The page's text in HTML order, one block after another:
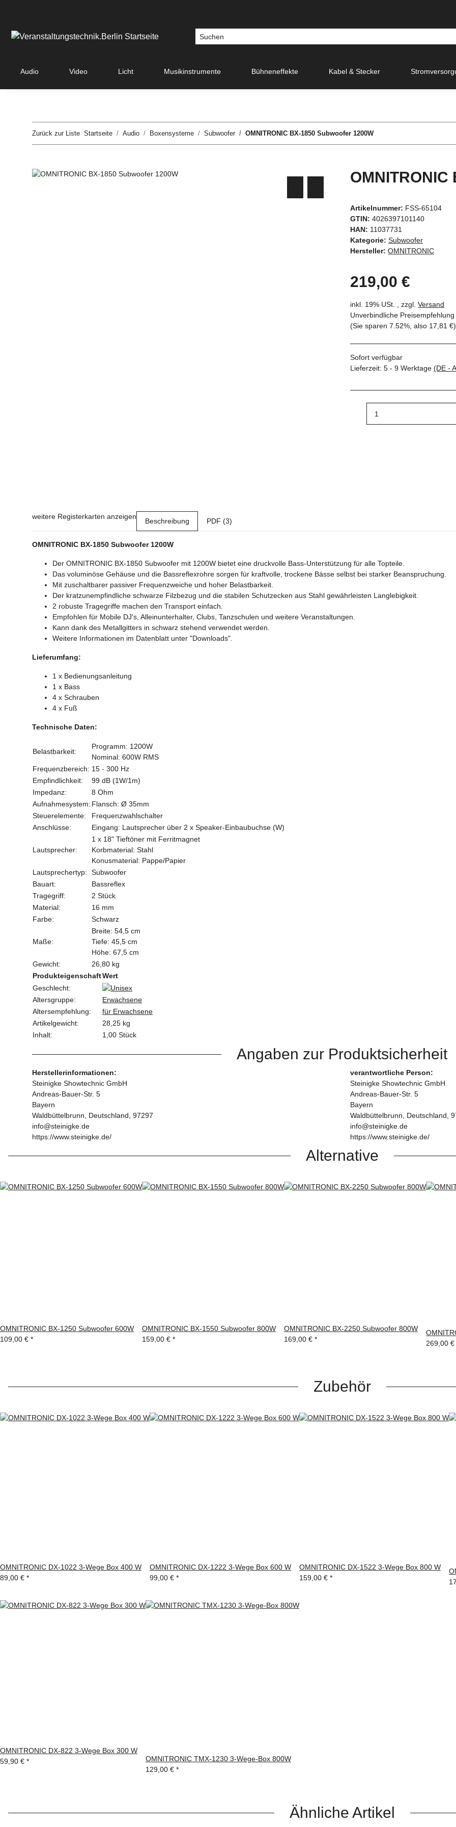
Audio Video Licht Musikinstrumente Bühneneffekte Kabel & Stecker
Zurück zur Liste Startseite Audio Boxensysteme Subwoofer OMNITRONIC BX-1850 Subwoofer 1200W
Artikelnummer: FSS-65104
GTIN: 4026397101140
HAN: 11037731
Kategorie: Subwoofer
Hersteller: OMNITRONIC
219,00 €
inkl. 19% USt. , zzgl. Versand
Unverbindliche
(Sie sparen 7.52%, also 17,81 €)
Sofort verfügbar
Lieferzeit: 5 - 9 Werktage (DE -
weitere Registerkarten anzeigen
Beschreibung PDF (3)
OMNITRONIC BX-1850 Subwoofer 1200W
Der OMNITRONIC BX-1850 Subwoofer mit 1200W bietet eine druckvolle Bass-Unterstützung für alle Topteile.
Das voluminöse Gehäuse und die Bassreflexrohre sorgen für kraftvolle, trockene Bässe selbst bei starker Beanspruchung.
Mit zuschaltbarer passiver Frequenzweiche und hoher Belastbarkeit.
Der kratzunempfindliche schwarze Filzbezug und die stabilen Schutzecken aus Stahl gewährleisten Langlebigkeit.
2 robuste Tragegriffe machen den Transport einfach.
Empfohlen für Mobile DJ's, Alleinunterhalter, Clubs, Tanzschulen und weitere Veranstaltungen.
Kann dank des Metallgitters in schwarz stehend verwendet werden.
Weitere Informationen im Datenblatt unter "Downloads".
Lieferumfang:
1 x Bedienungsanleitung
1 x Bass
4 x Schrauben
4 x Fuß
Technische Daten:
Belastbarkeit:
Programm: 1200W
Nominal: 600W RMS
Frequenzbereich: 15 - 300 Hz
Empfindlichkeit:
99 dB (1W/1m)
Impedanz:
8 Ohm
Aufnahmesystem: Flansch: Ø 35mm
Steuerelemente:
Frequenzwahlschalter
Anschlüsse:
Eingang: Lautsprecher über 2 x Speaker-Einbaubuchse (W)
Lautsprecher:
1 x 18" Tieftöner mit Ferritmagnet
Korbmaterial: Stahl
Konusmaterial: Pappe/Papier
Lautsprechertyp:
Subwoofer
Bauart:
Bassreflex
Tragegriff:
2 Stück
Material:
16 mm
Farbe:
Schwarz
Maße:
Breite: 54,5 cm
Tiefe: 45,5 cm
Höhe: 67,5 cm
Gewicht:
26,80 kg
ProdukteigenschaftWert
Geschlecht:
Altersgruppe:
Erwachsene
Altersempfehlung:
für Erwachsene
Artikelgewicht:
28,25 kg
Inhalt:
1,00 Stück
Angaben zur Produktsicherheit
Herstellerinformationen:
Steinigke Showtechnic GmbH
Andreas-Bauer-Str. 5
Bayern
Waldbüttelbrunn, Deutschland, 97297
info@steinigke.de
https://www.steinigke.de/
verantwortliche Person:
Steinigke Showtechnic GmbH
Andreas-Bauer-Str. 5
Bayern
Waldbüttelbrunn, Deutschland,
info@steinigke.de
https://www.steinigke.de/
Alternative
OMNITRONIC BX-1250 Subwoofer 600W
109,00 € *
OMNITRONIC BX-1550 Subwoofer 800W
159,00 € *
OMNITRONIC BX-2250 Subwoofer 800W
169,00 € *
269,00 €
Zubehör
OMNITRONIC DX-1022 3-Wege Box 400 W
89,00 € *
OMNITRONIC DX-1222 3-Wege Box 600 W
99,00 € *
OMNITRONIC DX-1522 3-Wege Box 800 W
159,00 € *
OMNITRONIC DX-822 3-Wege Box 300 W
59,90 € *
OMNITRONIC TMX-1230 3-Wege-Box 800W
129,00 € *
Ähnliche Artikel